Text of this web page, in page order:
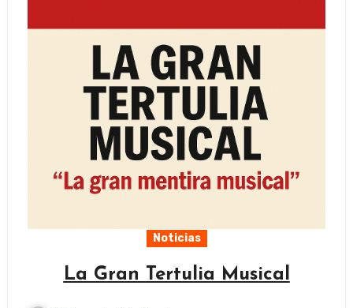
Noticias
La Gran Tertulia Musical